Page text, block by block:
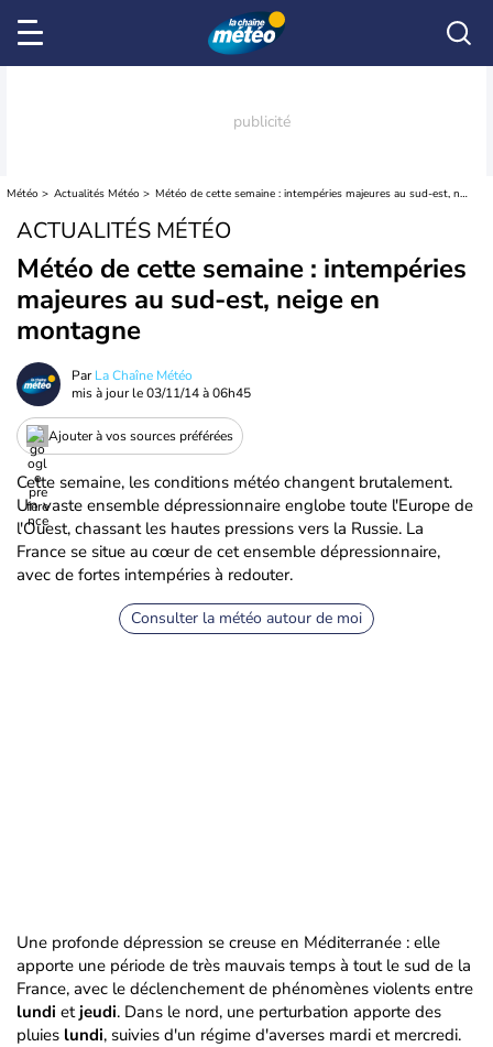
Météo Actualités Météo Météo de cette semaine : intempéries majeures au sud-est, neige en montagne
ACTUALITÉS MÉTÉO
Météo de cette semaine : intempéries
majeures au sud-est, neige en
montagne
ParLa Chaîne Météo
mis à jour le03/11/14 à 06h45
Ajouter à vos sources préférées
Cette semaine, les conditions météo changent brutalement.
Un vaste ensemble dépressionnaire englobe toute l'Europe de
l'Ouest, chassant les hautes pressions vers la Russie. La
France se situe au cœur de cet ensemble dépressionnaire,
avec de fortes intempéries à redouter.
Consulter la météo autour de moi
Une profonde dépression se creuse en Méditerranée : elle
apporte une période de très mauvais temps à tout le sud de la
France, avec le déclenchement de phénomènes violents entre
lundi et jeudi. Dans le nord, une perturbation apporte des
pluies lundi, suivies d'un régime d'averses mardi et mercredi.